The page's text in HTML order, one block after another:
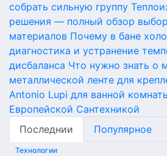
собрать сильную группу
решения — полный обзор
материалов Почему в бане
диагностика и устранение
дисбаланса Что нужно знать о
металлической ленте для
Antonio Lupi для ванной
Европейской Сантехникой
Последнии
Популярное
Технологии